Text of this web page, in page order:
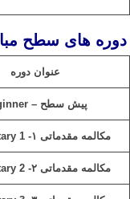
دوره های سطح
عنوان دوره
پیش سطح – Beginner
مکالمه مقدماتی ۱- Elementary 1
مکالمه مقدماتی ۲- Elementary 2